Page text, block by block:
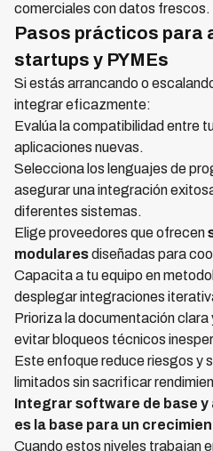
comerciales con datos frescos.
Pasos prácticos para
startups y PYMEs
Si estás arrancando o
integrar eficazmente:
Evalúa la compatibilidad entre
aplicaciones nuevas.
Selecciona los lenguajes de
asegurar una integración
diferentes sistemas.
Elige proveedores que ofrecen
modularesdiseñadas para
Capacita a tu equipo en
desplegar integraciones
Prioriza la documentación
evitar bloqueos técnicos
Este enfoque reduce riesgos y
limitados sin sacrificar
Integrar software de base y
es la base para un
Cuando estos niveles trabajan